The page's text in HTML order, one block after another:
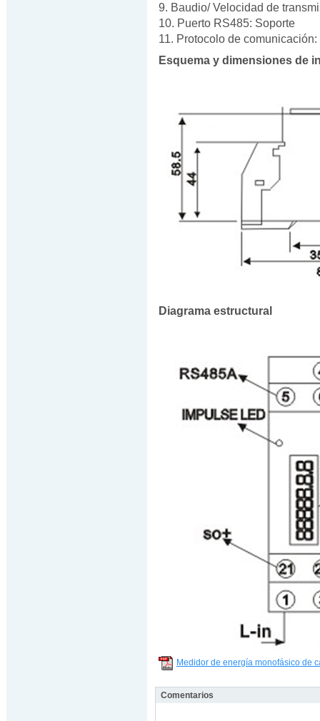
9. Baudio/ Velocidad de
10. Puerto RS485: Soporte
11. Protocolo de
Esquema y dimensiones de
Diagrama estructural
Medidor de energía monofásico de
Comentarios